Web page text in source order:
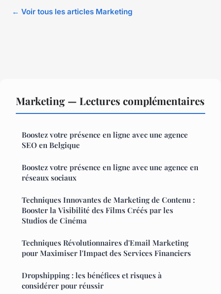
← Voir tous les articles Marketing
Marketing — Lectures complémentaires
Boostez votre présence en ligne avec une agence
SEO en Belgique
Boostez votre présence en ligne avec une agence en
réseaux sociaux
Techniques Innovantes de Marketing de Contenu :
Booster la Visibilité des Films Créés par les
Studios de Cinéma
Techniques Révolutionnaires d'Email Marketing
pour Maximiser l'Impact des Services Financiers
Dropshipping : les bénéfices et risques à
considérer pour réussir